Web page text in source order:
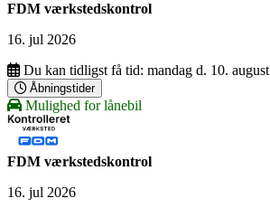
FDM værkstedskontrol
16. jul 2026
Du kan tidligst få tid: mandag d. 10. august
Åbningstider
Mulighed for lånebil
FDM værkstedskontrol
16. jul 2026